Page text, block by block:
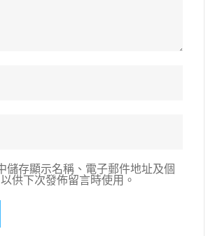
儲存顯示名稱、電子郵件地址及個
供下次發佈留言時使用。